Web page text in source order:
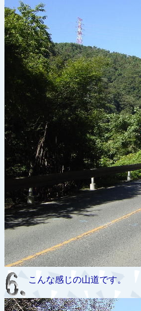
こんな感じの山道です。